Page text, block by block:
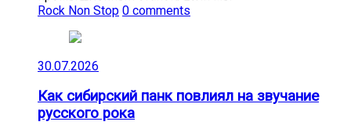
Rock Non Stop 0 comments
30.07.2026
Как сибирский панк повлиял на звучание
русского рока